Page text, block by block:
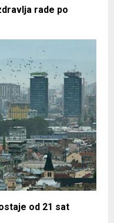
rade po
od 21 sat